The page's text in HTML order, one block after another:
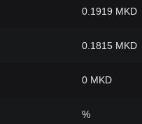
0.1919 MKD
0.1815 MKD
0 MKD
%